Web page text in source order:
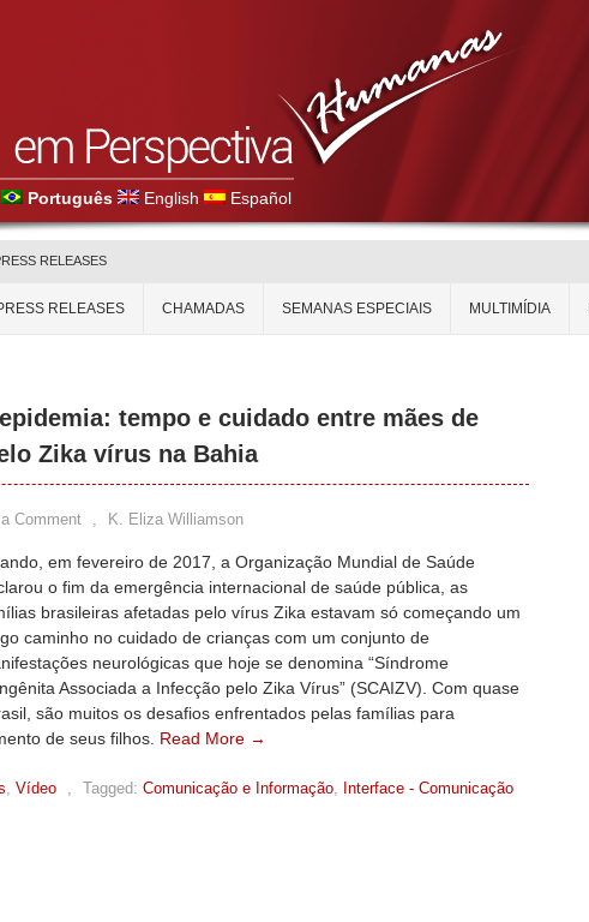
Português English Español
RELEASES
RELEASES CHAMADAS SEMANAS ESPECIAIS MULTIMÍDIA
tempo e cuidado entre mães de
Zika vírus na Bahia
Comment , K. Eliza Williamson
em fevereiro de 2017, a Organização Mundial de Saúde
o fim da emergência internacional de saúde pública, as
brasileiras afetadas pelo vírus Zika estavam só começando um
caminho no cuidado de crianças com um conjunto de
neurológicas que hoje se denomina “Síndrome
Associada a Infecção pelo Zika Vírus” (SCAIZV). Com quase
são muitos os desafios enfrentados pelas famílias para
de seus filhos. Read More →
, Vídeo , Tagged: Comunicação e Informação, Interface - Comunicação